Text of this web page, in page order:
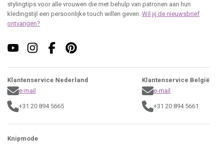
stylingtips voor alle vrouwen die met behulp van patronen aan hun
kledingstijl een persoonlijke touch willen geven. Wil jij de nieuwsbrief
ontvangen?
Klantenservice Nederland
e-mail
+31 20 894 5665
Klantenservice België
e-mail
+31 20 894 5661
Knipmode